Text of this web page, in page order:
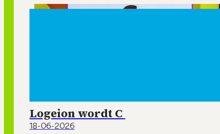
Logeion wordt C
18-06-2026